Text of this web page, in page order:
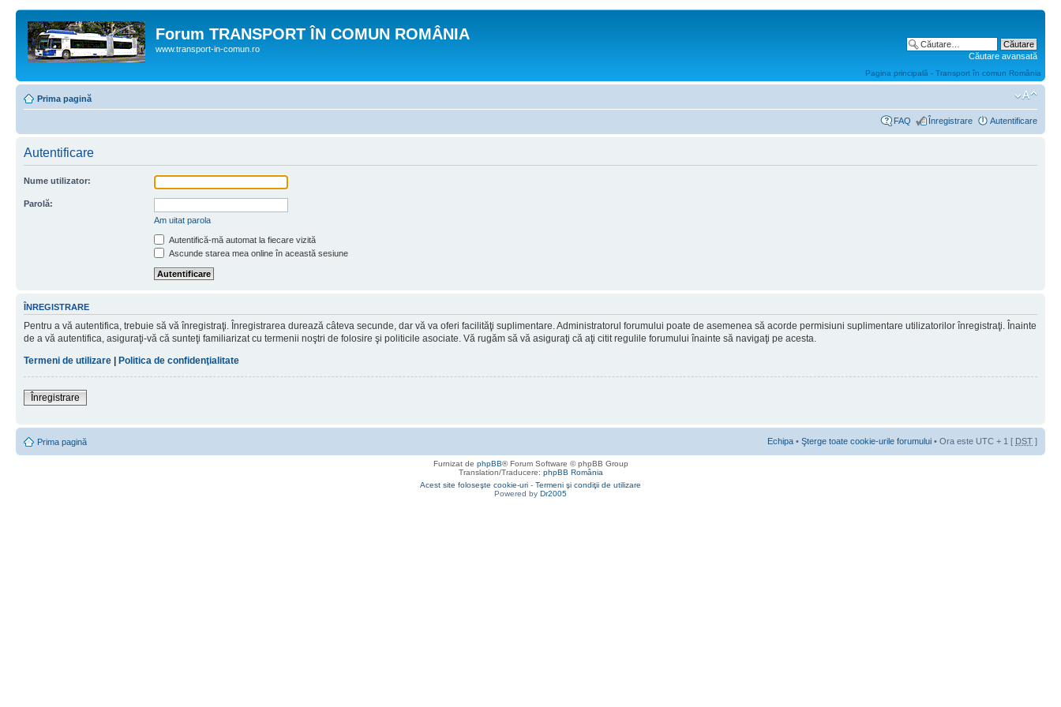
Forum TRANSPORT ÎN COMUN ROMÂNIA
www.transport-in-comun.ro
Căutare avansată
Pagina principală - Transport în comun România
Prima pagină
FAQ Înregistrare Autentificare
Autentificare
Nume utilizator:
Parolă:
Am uitat parola
Autentifică-mă automat la fiecare vizită
Ascunde starea mea online în această sesiune
ÎNREGISTRARE
Pentru a vă autentifica, trebuie să vă înregistraţi. Înregistrarea durează câteva secunde, dar vă va oferi facilităţi suplimentare. Administratorul forumului poate de asemenea să acorde permisiuni suplimentare utilizatorilor înregistraţi. Înainte
de a vă autentifica, asiguraţi-vă că sunteţi familiarizat cu termenii noştri de folosire şi politicile asociate. Vă rugăm să vă asiguraţi că aţi citit regulile forumului înainte să navigaţi pe acesta.
Termeni de utilizare | Politica de confidenţialitate
Înregistrare
Prima pagină Echipa • Şterge toate cookie-urile forumului • Ora este UTC + 1 [ DST ]
Furnizat de phpBB® Forum Software © phpBB Group
Translation/Traducere: phpBB România
Acest site foloseşte cookie-uri - Termeni şi condiţii de utilizare
Powered by Dr2005